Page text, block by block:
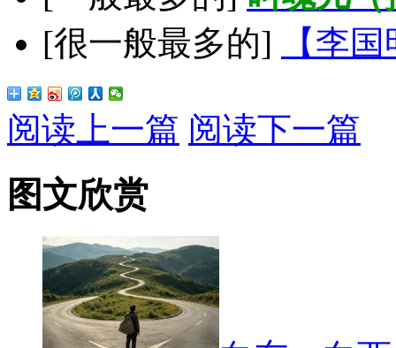
[很一般最多的]
【李
阅读上一篇 阅读下一篇
图文欣赏